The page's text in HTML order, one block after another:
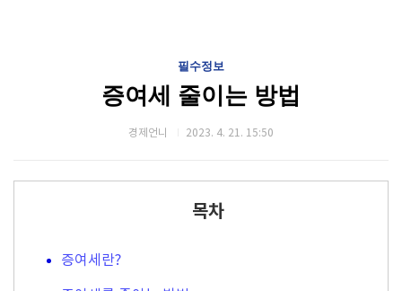
필수정보
증여세 줄이는 방법
경제언니 2023. 4. 21. 15:50
목차
증여세란?